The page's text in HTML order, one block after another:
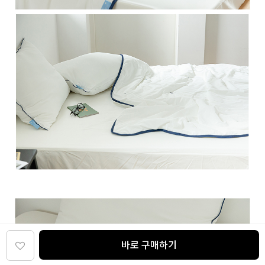
바로 구매하기